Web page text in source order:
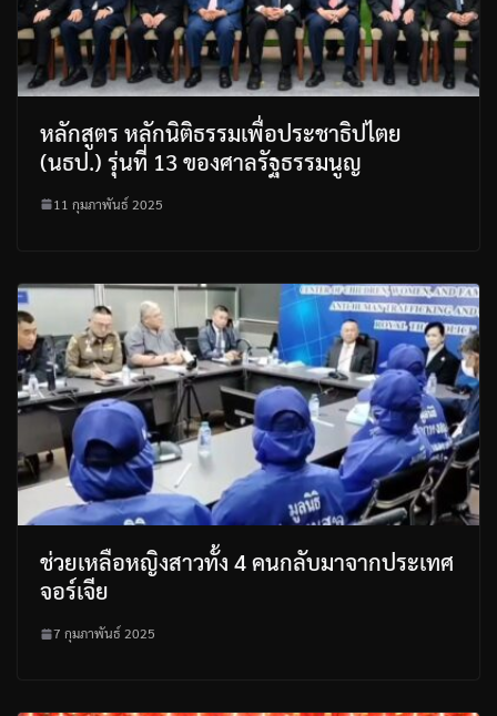
หลักสูตร หลักนิติธรรมเพื่อประชาธิปไตย
(นธป.) รุ่นที่ 13 ของศาลรัฐธรรมนูญ
11 กุมภาพันธ์ 2025
ช่วยเหลือหญิงสาวทั้ง 4 คนกลับมาจากประเทศ
จอร์เจีย
7 กุมภาพันธ์ 2025